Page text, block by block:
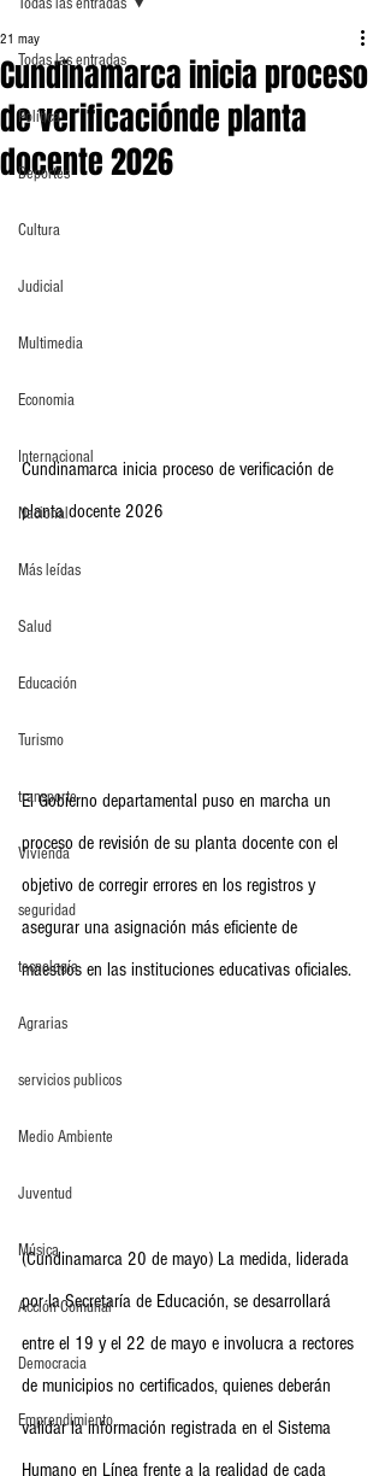
Todas las entradas
Política
Deportes
Cultura
Judicial
Multimedia
Economia
Internacional
Nacional
Más leídas
Salud
Educación
Turismo
transporte
Vivienda
seguridad
tecnología
Agrarias
servicios publicos
Medio Ambiente
Juventud
Música
Acción Comunal
Democracia
Emprendimiento
Cundinamarca inicia proceso
de verificaciónde planta
docente 2026
21 may
Cundinamarca inicia proceso de verificación de
planta docente 2026
El Gobierno departamental puso en marcha un
proceso de revisión de su planta docente con el
objetivo de corregir errores en los registros y
asegurar una asignación más eficiente de
maestros en las instituciones educativas oficiales.
(Cundinamarca 20 de mayo) La medida, liderada
por la Secretaría de Educación, se desarrollará
entre el 19 y el 22 de mayo e involucra a rectores
de municipios no certificados, quienes deberán
validar la información registrada en el Sistema
Humano en Línea frente a la realidad de cada